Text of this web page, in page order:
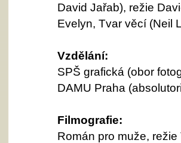
David Jařab), režie
Evelyn, Tvar věcí (Neil
Vzdělání:
SPŠ grafická (obor
DAMU Praha
Filmografie:
Román pro muže,